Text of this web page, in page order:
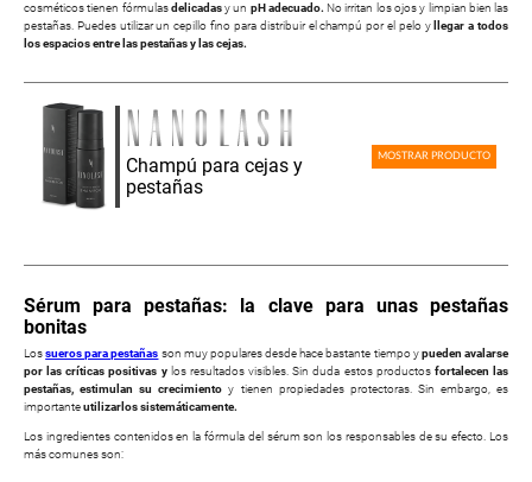
cosméticos tienen fórmulasdelicadasy un pH adecuado. No irritan los ojos y limpian bien las
pestañas. Puedes utilizar un cepillo fino para distribuir el champú por el pelo y
llegar a todos
los espacios entre las pestañas y las cejas.
Champú para cejas y
pestañas
MOSTRAR PRODUCTO
Sérum para pestañas: la clave para unas pestañas
bonitas
Lossueros para pestañas son muy populares desde hace bastante tiempo ypueden avalarse
por las críticas positivas ylos resultados visibles. Sin duda estos productos fortalecen las
pestañas, estimulan su crecimiento y tienen propiedades protectoras. Sin embargo, es
importanteutilizarlos sistemáticamente.
Los ingredientes contenidos en la fórmula del sérum son los responsables de su efecto. Los
más comunes son: